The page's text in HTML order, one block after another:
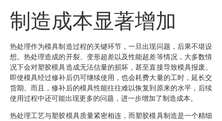
制造成本显著增加
热处理作为模具制造过程的关键环节，一旦出现问题，后果不堪设
想。热处理造成的开裂、变形超差以及性能超差等情况，大多数情
况下会对塑胶模具造成无法估量的损坏，甚至直接导致模具报废。
即使模具经过修补后仍可继续使用，也会耗费大量的工时，延长交
货期。而且，修补后的模具性能往往难以恢复到原来的水平，后续
使用过程中还可能出现更多的问题，进一步增加了制造成本。
热处理工艺与塑胶模具质量紧密相连，而塑胶模具制造是一个精细